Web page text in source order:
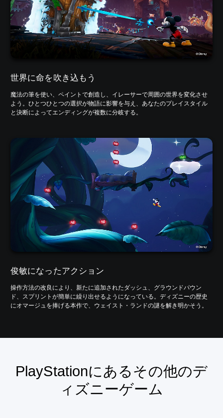
世界に命を吹き込もう
魔法の筆を使い、ペイントで創造し、イレーサーで周囲の世界を変化させ
よう。ひとつひとつの選択が物語に影響を与え、あなたのプレイスタイル
と決断によってエンディングが複数に分岐する。
俊敏になったアクション
操作方法の改良により、新たに追加されたダッシュ、グラウンドパウン
ド、スプリントが簡単に繰り出せるようになっている。ディズニーの歴史
にオマージュを捧げる本作で、ウェイスト・ランドの謎を解き明かそう。
PlayStationにあるその他のデ
ィズニーゲーム